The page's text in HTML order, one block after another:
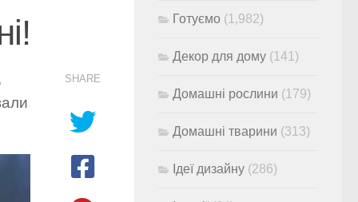
SHARE
Готуємо (1,982)
Декор для дому (141)
Домашні рослини (179)
Домашні тварини (313)
Ідеї дизайну (286)